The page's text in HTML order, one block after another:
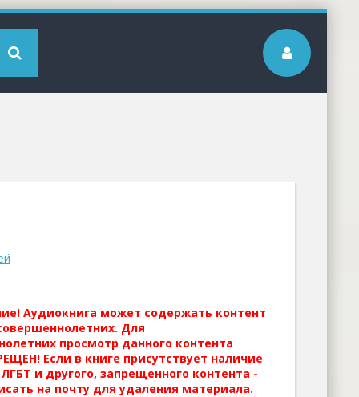
Аудиокнига может содержать контент
Для
просмотр данного контента
Если в книге присутствует наличие
и другого, запрещенного контента -
на почту для удаления материала.